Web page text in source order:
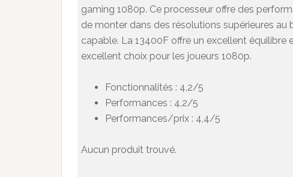
gaming 1080p. Ce processeur offre des
de monter dans des résolutions supérieures
capable. La 13400F offre un excellent équilibre
excellent choix pour les joueurs 1080p.
Fonctionnalités : 4,2/5
Performances : 4,2/5
Performances/prix : 4,4/5
Aucun produit trouvé.